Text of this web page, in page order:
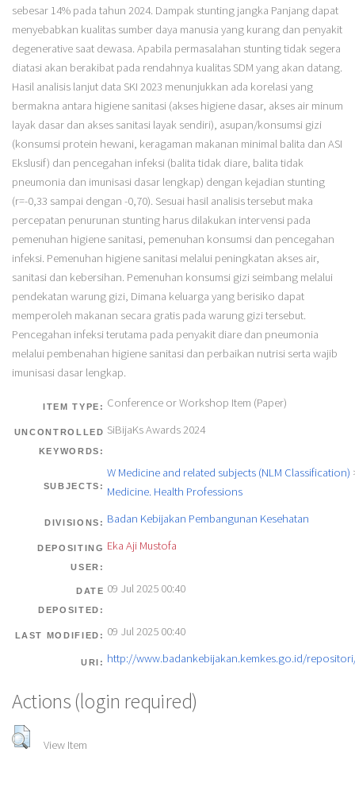
sebesar 14% pada tahun 2024. Dampak stunting jangka Panjang dapat
menyebabkan kualitas sumber daya manusia yang kurang dan penyakit
degenerative saat dewasa. Apabila permasalahan stunting tidak segera
diatasi akan berakibat pada rendahnya kualitas SDM yang akan datang.
Hasil analisis lanjut data SKI 2023 menunjukkan ada korelasi yang
bermakna antara higiene sanitasi (akses higiene dasar, akses air minum
layak dasar dan akses sanitasi layak sendiri), asupan/konsumsi gizi
(konsumsi protein hewani, keragaman makanan minimal balita dan ASI
Ekslusif) dan pencegahan infeksi (balita tidak diare, balita tidak
pneumonia dan imunisasi dasar lengkap) dengan kejadian stunting
(r=-0,33 sampai dengan -0,70). Sesuai hasil analisis tersebut maka
percepatan penurunan stunting harus dilakukan intervensi pada
pemenuhan higiene sanitasi, pemenuhan konsumsi dan pencegahan
infeksi. Pemenuhan higiene sanitasi melalui peningkatan akses air,
sanitasi dan kebersihan. Pemenuhan konsumsi gizi seimbang melalui
pendekatan warung gizi, Dimana keluarga yang berisiko dapat
memperoleh makanan secara gratis pada warung gizi tersebut.
Pencegahan infeksi terutama pada penyakit diare dan pneumonia
melalui pembenahan higiene sanitasi dan perbaikan nutrisi serta wajib
imunisasi dasar lengkap.
ITEM TYPE: Conference or Workshop Item (Paper)
UNCONTROLLED
KEYWORDS:
SiBijaKs Awards 2024
SUBJECTS:
W Medicine and related subjects (NLM Classification)
Medicine. Health Professions
DIVISIONS: Badan Kebijakan Pembangunan Kesehatan
DEPOSITING
USER:
Eka Aji Mustofa
DATE
DEPOSITED:
09 Jul 2025 00:40
LAST MODIFIED: 09 Jul 2025 00:40
URI: http://www.badankebijakan.kemkes.go.id/
Actions (login required)
View Item